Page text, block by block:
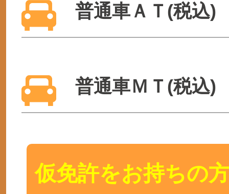
普通車ＡＴ(税込)
普通車ＭＴ(税込)
仮免許をお持ちの